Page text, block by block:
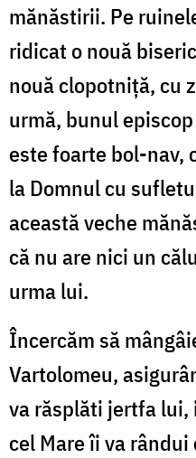
mănăstirii. Pe
ridicat o nouă
nouă clopotniță, cu
urmă, bunul
este foarte bol-nav,
la Domnul cu
această veche
că nu are nici un
urma lui.
Încercăm să
Vartolomeu,
va răsplăti jertfa lui,
cel Mare îi va